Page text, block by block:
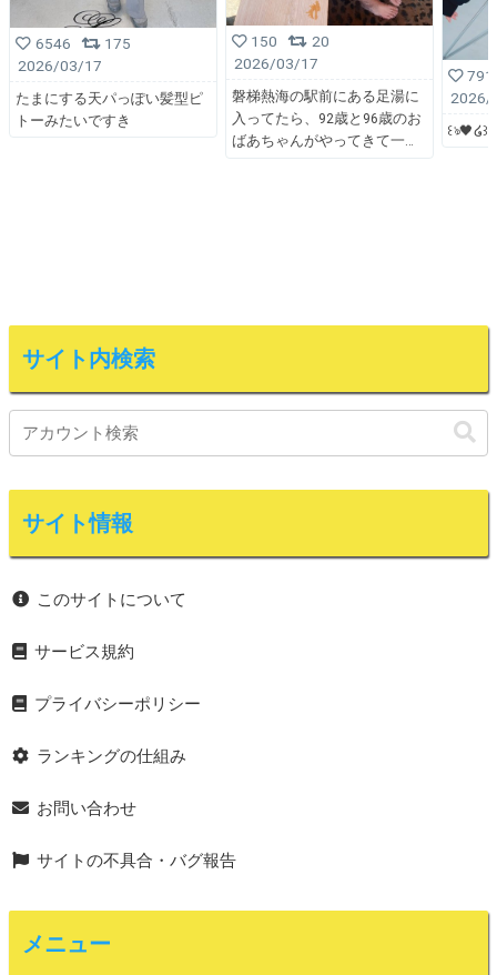
6546
175
2026/03/17
たまにする天パっぽい髪型ピ
トーみたいですき
150
20
2026/03/17
磐梯熱海の駅前にある足湯に
入ってたら、92歳と96歳のお
ばあちゃんがやってきて一
791
2026/
꒰ঌ🖤໒꒱
サイト内検索
サイト情報
このサイトについて
サービス規約
プライバシーポリシー
ランキングの仕組み
お問い合わせ
サイトの不具合・バグ報告
メニュー